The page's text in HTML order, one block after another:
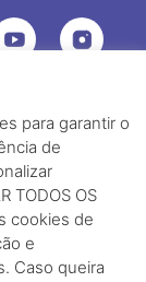
– Porto Velho
para garantir o
de
TODOS OS
cookies de
e
Caso queira